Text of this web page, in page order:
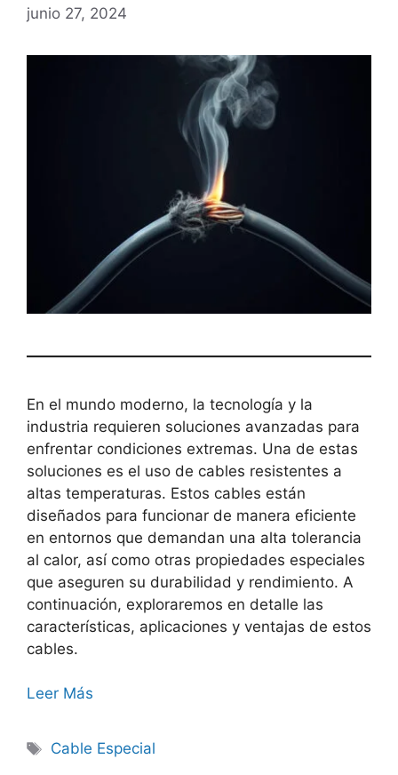
junio 27, 2024
En el mundo moderno, la tecnología y la
industria requieren soluciones avanzadas para
enfrentar condiciones extremas. Una de estas
soluciones es el uso de cables resistentes a
altas temperaturas. Estos cables están
diseñados para funcionar de manera eficiente
en entornos que demandan una alta tolerancia
al calor, así como otras propiedades especiales
que aseguren su durabilidad y rendimiento. A
continuación, exploraremos en detalle las
características, aplicaciones y ventajas de estos
cables.
Leer Más
Cable Especial